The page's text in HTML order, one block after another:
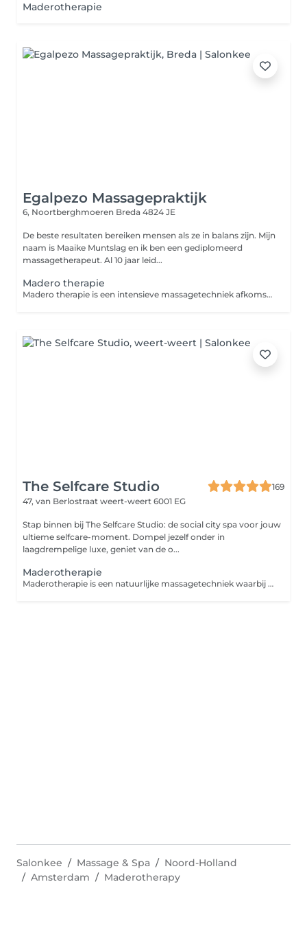
Maderotherapie
Egalpezo Massagepraktijk
6, Noortberghmoeren Breda 4824 JE
De beste resultaten bereiken mensen als ze in balans zijn. Mijn
naam is Maaike Muntslag en ik ben een gediplomeerd
massagetherapeut. Al 10 jaar leid...
Madero therapie
Madero therapie is een intensieve massagetechniek afkomstig uit Colombia, waarbij gebruik wordt gemaakt van speciaal gevormde houten instrumenten. Deze therapie stimuleert de lymfedrainage, bevordert de afvoer van afvalstoffen en verbetert de bloedcirculatie.
The Selfcare Studio
169
47, van Berlostraat weert-weert 6001 EG
Stap binnen bij The Selfcare Studio: de social city spa voor jouw
ultieme selfcare-moment. Dompel jezelf onder in
laagdrempelige luxe, geniet van de o...
Maderotherapie
Maderotherapie is een natuurlijke massagetechniek waarbij houten tools worden gebruikt om het lichaam te vormen, verstevigen en revitaliseren. Deze massage stimuleert de doorbloeding en lymfedrainage, vermindert cellulite en helpt vocht en afvalstoffen af te voeren. Het resultaat? Een gladdere, strakkere huid en een mooier gevormd lichaam
Salonkee Massage & Spa
Noord-Holland
Amsterdam
Maderotherapy